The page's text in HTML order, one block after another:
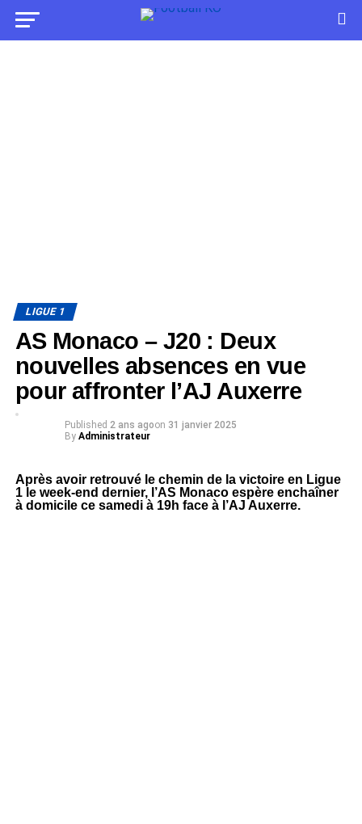
LIGUE 1
AS Monaco – J20 : Deux
nouvelles absences en vue
pour affronter l’AJ Auxerre
Published 2 ans agoon 31 janvier 2025
By Administrateur
Après avoir retrouvé le chemin de la victoire en Ligue
1 le week-end dernier, l’AS Monaco espère enchaîner
à domicile ce samedi à 19h face à l’AJ Auxerre.